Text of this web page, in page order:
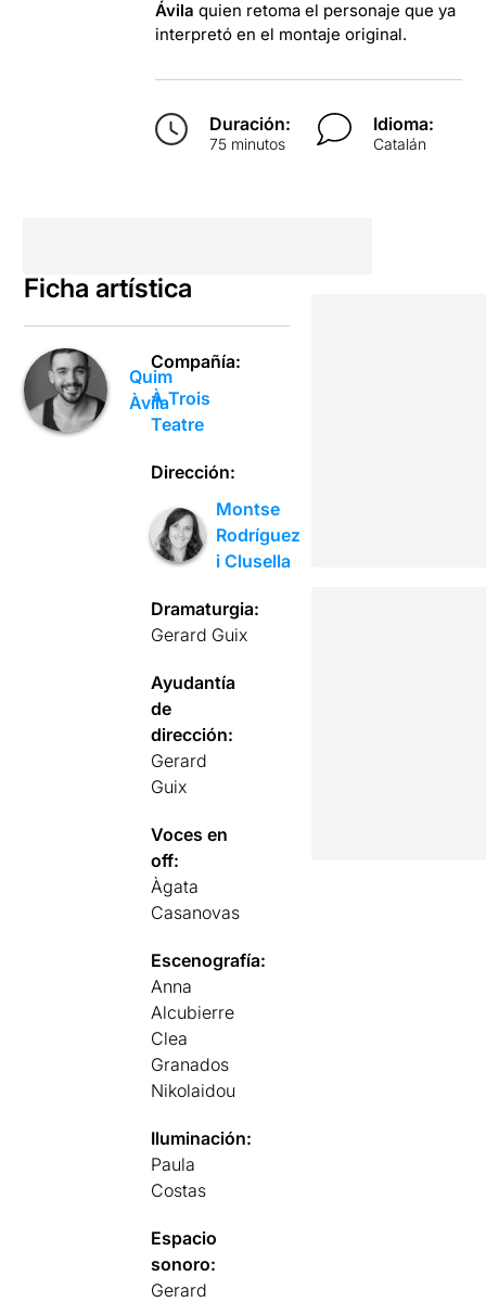
Ávila quien retoma el personaje que ya
interpretó en el montaje original.
Duración:
75 minutos
Idioma:
Catalán
Ficha artística
Quim
Àvila
Compañía:
À Trois
Teatre
Dirección:
Montse
Rodríguez
i Clusella
Dramaturgia:
Gerard Guix
Ayudantía
de
dirección:
Gerard
Guix
Voces en
off:
Àgata
Casanovas
Escenografía:
Anna
Alcubierre
Clea
Granados
Nikolaidou
Iluminación:
Paula
Costas
Espacio
sonoro:
Gerard